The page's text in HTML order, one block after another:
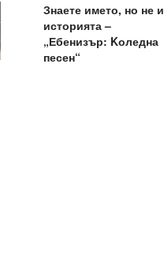
Знаете името, но не и
историята –
„Ебенизър: Kоледна
песен“